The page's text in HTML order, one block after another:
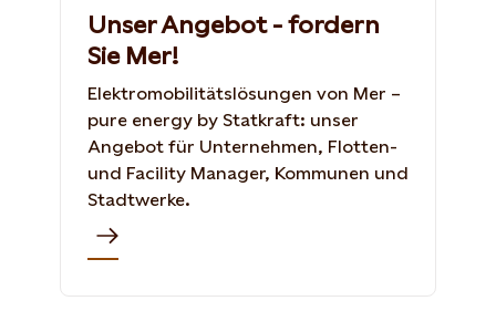
Unser Angebot - fordern
Sie Mer!
Elektromobilitätslösungen von Mer –
pure energy by Statkraft: unser
Angebot für Unternehmen, Flotten-
und Facility Manager, Kommunen und
Stadtwerke.